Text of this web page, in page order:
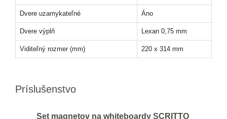
Dvere uzamykateľné Áno
Dvere výplň Lexan 0,75 mm
Viditeľný rozmer (mm) 220 x 314 mm
Príslušenstvo
Set magnetov na whiteboardy SCRITTO